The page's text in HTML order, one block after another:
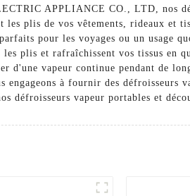
APPLIANCE CO., LTD, nos
plis de vos vêtements, rideaux et
pour les voyages ou un usage
plis et rafraîchissent vos tissus en
d'une vapeur continue pendant de
à fournir des défroisseurs
défroisseurs vapeur portables et